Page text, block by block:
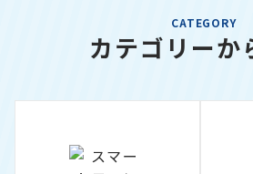
CATEGORY
カテゴリーか